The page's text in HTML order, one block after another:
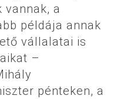
vannak, a
példája annak
vállalatai is
–
pénteken, a